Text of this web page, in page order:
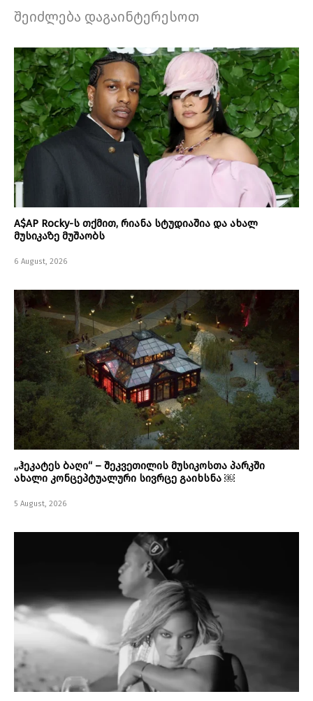
შეიძლება დაგაინტერესოთ
A$AP Rocky-ს თქმით, რიანა სტუდიაშია და ახალ
მუსიკაზე მუშაობს
6 August, 2026
„ჰეკატეს ბაღი“ – შეკვეთილის მუსიკოსთა პარკში
ახალი კონცეპტუალური სივრცე გაიხსნა ￼
5 August, 2026